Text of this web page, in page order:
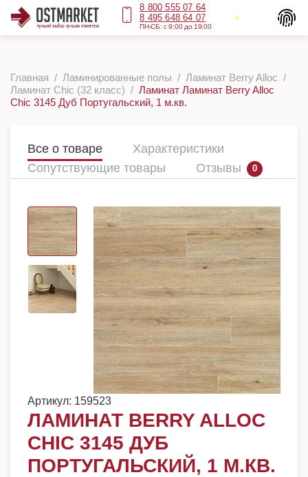
8 800 555 07 64
8 495 648 64 07
ПН-СБ: с 9:00 до 19:00
Главная Ламинированные полы
Ламинат Berry Alloc
Ламинат Chic (32 класс)
Ламинат Ламинат Berry Alloc
Chic 3145 Дуб Португальский, 1 м.кв.
Все о товаре
Характеристики
Сопутствующие товары
Отзывы 0
Артикул: 159523
ЛАМИНАТ BERRY ALLOC
CHIC 3145 ДУБ
ПОРТУГАЛЬСКИЙ, 1 М.КВ.